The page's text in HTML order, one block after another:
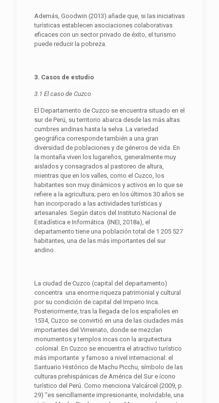
Además, Goodwin (2013) añade que, si las iniciativas
turísticas establecen asociaciones colaborativas
eficaces con un sector privado de éxito, el turismo
puede reducir la pobreza.
3. Casos de estudio
3.1 El caso de Cuzco
El Departamento de Cuzco se encuentra situado en el
sur de Perú, su territorio abarca desde las más altas
cumbres andinas hasta la selva. La variedad
geográfica corresponde también a una gran
diversidad de poblaciones y de géneros de vida. En
la montaña viven los lugareños, generalmente muy
aislados y consagrados al pastoreo de altura,
mientras que en los valles, como el Cuzco, los
habitantes son muy dinámicos y activos en lo que se
refiere a la agricultura; pero en los últimos 30 años se
han incorporado a las actividades turísticas y
artesanales. Según datos del Instituto Nacional de
Estadística e Informática (INEI, 2018a), el
departamento tiene una población total de 1 205 527
habitantes, una de las más importantes del sur
andino.
La ciudad de Cuzco (capital del departamento)
concentra una enorme riqueza patrimonial y cultural
por su condición de capital del Imperio Inca.
Posteriormente, tras la llegada de los españoles en
1534, Cuzco se convirtió en una de las ciudades más
importantes del Virreinato, donde se mezclan
monumentos y templos incas con la arquitectura
colonial. En Cuzco se encuentra el atractivo turístico
más importante y famoso a nivel internacional: el
Santuario Histórico de Machu Picchu, símbolo de las
culturas prehispánicas de América del Sur e ícono
turístico del Perú. Como menciona Valcárcel (2009, p.
29) “es sencillamente impresionante, inolvidable, una